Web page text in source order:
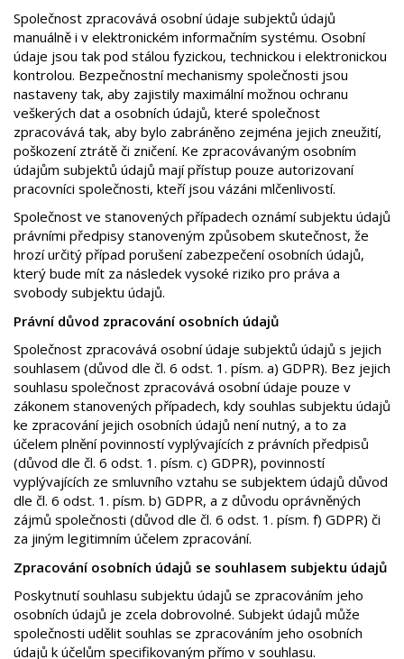
Společnost zpracovává osobní údaje subjektů údajů
manuálně i v elektronickém informačním systému. Osobní
údaje jsou tak pod stálou fyzickou, technickou i elektronickou
kontrolou. Bezpečnostní mechanismy společnosti jsou
nastaveny tak, aby zajistily maximální možnou ochranu
veškerých dat a osobních údajů, které společnost
zpracovává tak, aby bylo zabráněno zejména jejich zneužití,
poškození ztrátě či zničení. Ke zpracovávaným osobním
údajům subjektů údajů mají přístup pouze autorizovaní
pracovníci společnosti, kteří jsou vázáni mlčenlivostí.
Společnost ve stanovených případech oznámí subjektu údajů
právními předpisy stanoveným způsobem skutečnost, že
hrozí určitý případ porušení zabezpečení osobních údajů,
který bude mít za následek vysoké riziko pro práva a
svobody subjektu údajů.
Právní důvod zpracování osobních údajů
Společnost zpracovává osobní údaje subjektů údajů s jejich
souhlasem (důvod dle čl. 6 odst. 1. písm. a) GDPR). Bez jejich
souhlasu společnost zpracovává osobní údaje pouze v
zákonem stanovených případech, kdy souhlas subjektu údajů
ke zpracování jejich osobních údajů není nutný, a to za
účelem plnění povinností vyplývajících z právních předpisů
(důvod dle čl. 6 odst. 1. písm. c) GDPR), povinností
vyplývajících ze smluvního vztahu se subjektem údajů důvod
dle čl. 6 odst. 1. písm. b) GDPR, a z důvodu oprávněných
zájmů společnosti (důvod dle čl. 6 odst. 1. písm. f) GDPR) či
za jiným legitimním účelem zpracování.
Zpracování osobních údajů se souhlasem subjektu údajů
Poskytnutí souhlasu subjektu údajů se zpracováním jeho
osobních údajů je zcela dobrovolné. Subjekt údajů může
společnosti udělit souhlas se zpracováním jeho osobních
údajů k účelům specifikovaným přímo v souhlasu.